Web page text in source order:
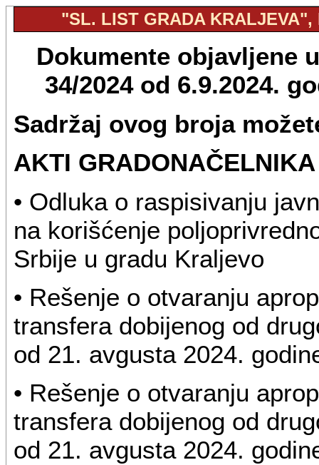
"SL. LIST GRADA KRALJEVA",
Dokumente objavljene
34/2024 od 6.9.2024.
Sadržaj ovog broja
AKTI
• Odluka o raspisivanju
na korišćenje
Srbije u gradu Kraljevo
• Rešenje o otvaranju
transfera dobijenog od
od 21. avgusta 2024.
• Rešenje o otvaranju
transfera dobijenog od
od 21. avgusta 2024.